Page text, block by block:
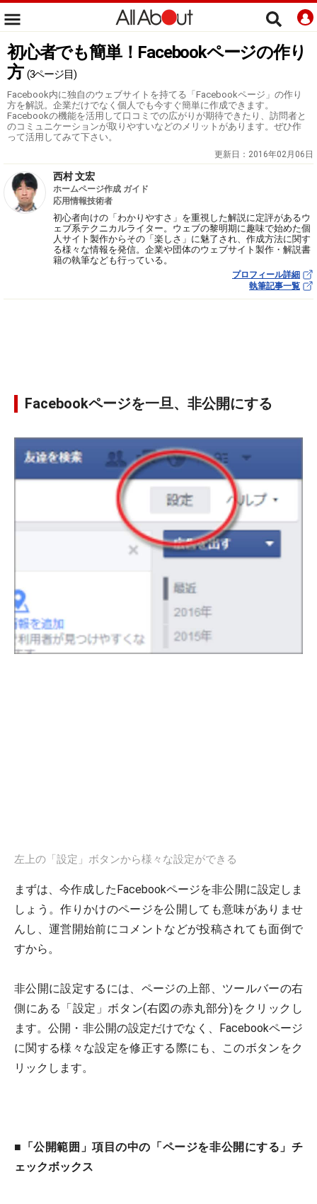
初心者でも簡単！Facebookページの作り
方 (3ページ目)
Facebook内に独自のウェブサイトを持てる「Facebookページ」の作り
方を解説。企業だけでなく個人でも今すぐ簡単に作成できます。
Facebookの機能を活用して口コミでの広がりが期待できたり、訪問者と
のコミュニケーションが取りやすいなどのメリットがあります。ぜひ作
って活用してみて下さい。
更新日： 2016年02月06日
西村 文宏
ホームページ作成 ガイド
応用情報技術者
初心者向けの「わかりやすさ」を重視した解説に定評があるウ
ェブ系テクニカルライター。ウェブの黎明期に趣味で始めた個
人サイト製作からその「楽しさ」に魅了され、作成方法に関す
る様々な情報を発信。企業や団体のウェブサイト製作・解説書
籍の執筆なども行っている。
プロフィール詳細
執筆記事一覧
Facebookページを一旦、非公開にする
左上の「設定」ボタンから様々な設定ができる
まずは、今作成したFacebookページを非公開に設定しま
しょう。作りかけのページを公開しても意味がありませ
んし、運営開始前にコメントなどが投稿されても面倒で
すから。
非公開に設定するには、ページの上部、ツールバーの右
側にある「設定」ボタン(右図の赤丸部分)をクリックし
ます。公開・非公開の設定だけでなく、Facebookページ
に関する様々な設定を修正する際にも、このボタンをク
リックします。
■ 「公開範囲」項目の中の「ページを非公開にする」チ
ェックボックス